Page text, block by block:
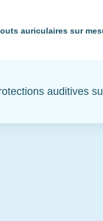
auriculaires sur
auditives